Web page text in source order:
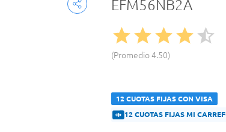
EFM56NB2A
Promedio4.50
12 CUOTAS FIJAS CON VISA
12 CUOTAS FIJAS MI